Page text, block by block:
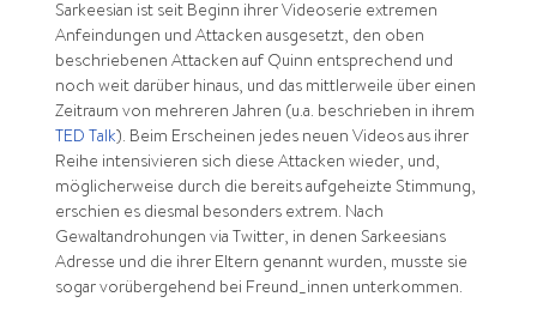
Sarkeesian ist seit Beginn ihrer Videoserie extremen
Anfeindungen und Attacken ausgesetzt, den oben
beschriebenen Attacken auf Quinn entsprechend und
noch weit darüber hinaus, und das mittlerweile über einen
Zeitraum von mehreren Jahren (u.a. beschrieben in ihrem
TED Talk). Beim Erscheinen jedes neuen Videos aus ihrer
Reihe intensivieren sich diese Attacken wieder, und,
möglicherweise durch die bereits aufgeheizte Stimmung,
erschien es diesmal besonders extrem. Nach
Gewaltandrohungen via Twitter, in denen Sarkeesians
Adresse und die ihrer Eltern genannt wurden, musste sie
sogar vorübergehend bei Freund_innen unterkommen.